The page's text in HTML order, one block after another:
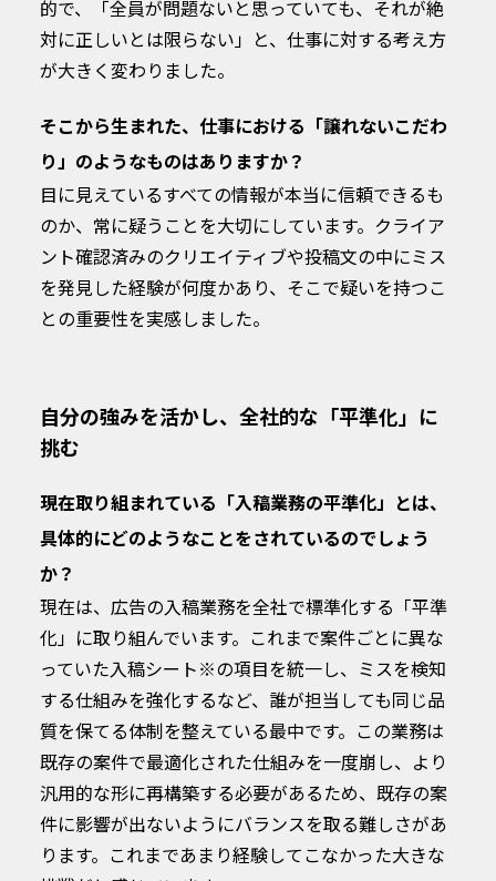
的で、「全員が問題ないと思っていても、それが絶
対に正しいとは限らない」と、仕事に対する考え方
が大きく変わりました。
そこから生まれた、仕事における「譲れないこだわ
り」のようなものはありますか？
目に見えているすべての情報が本当に信頼できるも
のか、常に疑うことを大切にしています。クライア
ント確認済みのクリエイティブや投稿文の中にミス
を発見した経験が何度かあり、そこで疑いを持つこ
との重要性を実感しました。
自分の強みを活かし、全社的な「平準化」に
挑む
現在取り組まれている「入稿業務の平準化」とは、
具体的にどのようなことをされているのでしょう
か？
現在は、広告の入稿業務を全社で標準化する「平準
化」に取り組んでいます。これまで案件ごとに異な
っていた入稿シート※の項目を統一し、ミスを検知
する仕組みを強化するなど、誰が担当しても同じ品
質を保てる体制を整えている最中です。この業務は
既存の案件で最適化された仕組みを一度崩し、より
汎用的な形に再構築する必要があるため、既存の案
件に影響が出ないようにバランスを取る難しさがあ
ります。これまであまり経験してこなかった大きな